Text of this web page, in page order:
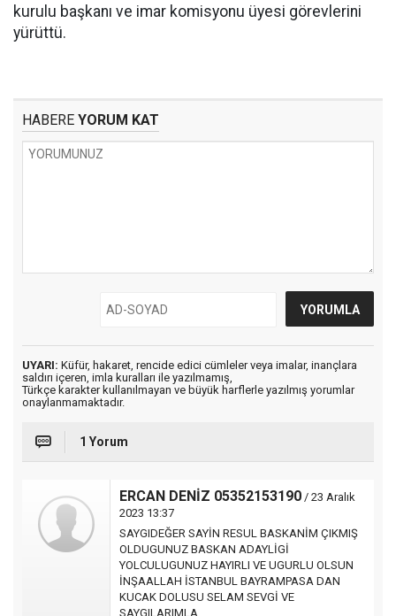
kurulu başkanı ve imar komisyonu üyesi görevlerini
yürüttü.
HABERE YORUM KAT
UYARI: Küfür, hakaret, rencide edici cümleler veya imalar, inançlara
saldırı içeren, imla kuralları ile yazılmamış,
Türkçe karakter kullanılmayan ve büyük harflerle yazılmış yorumlar
onaylanmamaktadır.
1 Yorum
ERCAN DENİZ 05352153190 / 23 Aralık
2023 13:37
SAYGIDEĞER SAYİN RESUL BASKANİM ÇIKMIŞ
OLDUGUNUZ BASKAN ADAYLİGİ
YOLCULUGUNUZ HAYIRLI VE UGURLU OLSUN
İNŞAALLAH İSTANBUL BAYRAMPASA DAN
KUCAK DOLUSU SELAM SEVGİ VE
SAYGILARIMLA